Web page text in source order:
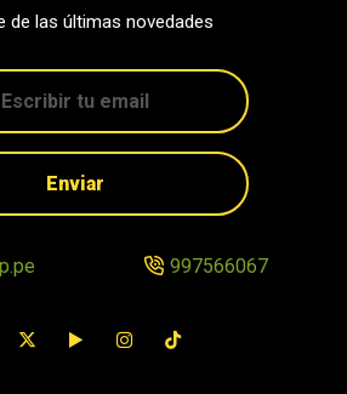
de las últimas novedades
Enviar
997566067